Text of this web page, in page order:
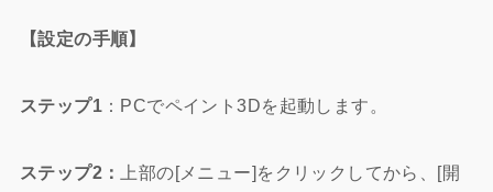
【設定の手順】
ステップ1：PCでペイント3Dを起動します。
ステップ2：
上部の[メニュー]をクリックしてから、[開